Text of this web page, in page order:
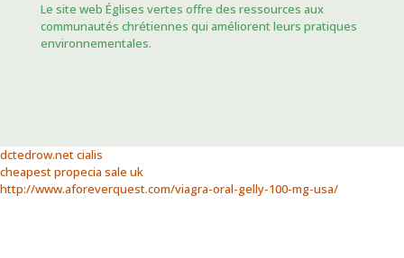
Le site web Églises vertes offre des ressources aux
communautés chrétiennes qui améliorent leurs pratiques
environnementales.
dctedrow.net cialis
cheapest propecia sale uk
http://www.aforeverquest.com/viagra-oral-gelly-100-mg-usa/